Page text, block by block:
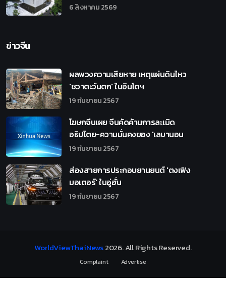
6 สิงหาคม 2569
ข่าวจีน
ผลพวงความเสียหาย เหตุแผ่นดินไหว
'ชวาตะวันตก' ในอินโดฯ
19 กันยายน 2567
โฆษกจีนเผย จีนคัดค้านการละเมิด
อธิปไตย-ความมั่นคงของ 'เลบานอน
19 กันยายน 2567
ส่องสายการประกอบยานยนต์ 'ตงเฟิง
มอเตอร์' ในอู่ฮั่น
19 กันยายน 2567
WorldViewThaiNews2026. All Rights Reserved.
Complaint Advertise